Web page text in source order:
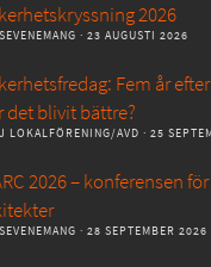
2026
· 23 AUGUSTI 2026
Fem år
det blivit bättre?
LOKALFÖRENING/AVD · 25
2026 – konferensen
· 28 SEPTEMBER 2026